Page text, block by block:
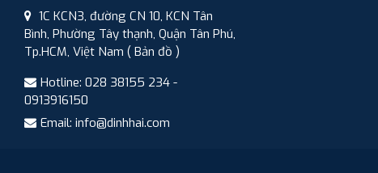
1C KCN3, đường CN 10, KCN Tân
Bình, Phường Tây thạnh, Quận Tân Phú,
Tp.HCM, Việt Nam ( Bản đồ )
Hotline: 028 38155 234 -
0913916150
Email: info@dinhhai.com